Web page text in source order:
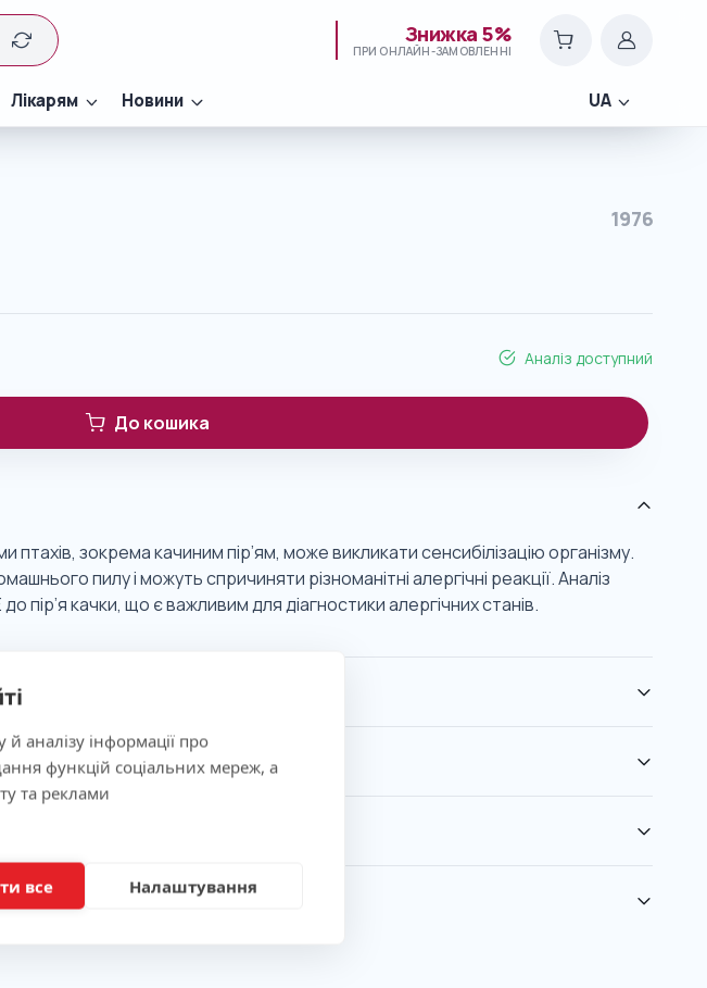
аналізу інформації про
функцій соціальних мереж, а
та реклами
все Налаштування
Знижка 5%
ПРИ ОНЛАЙН-ЗАМОВЛЕННІ
Лікарям Новини UA
1976
Аналіз доступний
До кошика
зокрема качиним пір’ям, може викликати сенсибілізацію організму.
пилу і можуть спричиняти різноманітні алергічні реакції. Аналіз
пір’я качки, що є важливим для діагностики алергічних станів.